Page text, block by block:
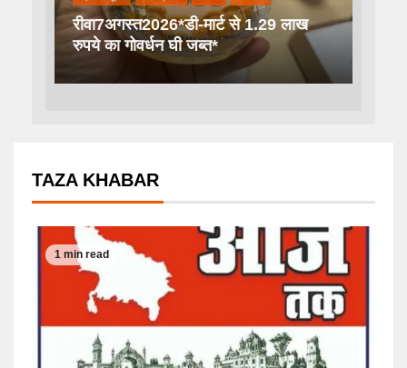
रीवा7अगस्त2026*डी-मार्ट से 1.29 लाख
रुपये का गोवर्धन घी जब्त*
TAZA KHABAR
1 min read